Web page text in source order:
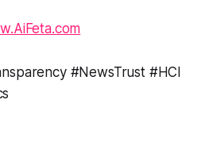
#NewsTrust #HCI